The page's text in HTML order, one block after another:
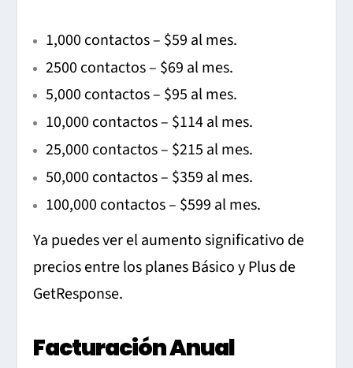
1,000 contactos – $59 al mes.
2500 contactos – $69 al mes.
5,000 contactos – $95 al mes.
10,000 contactos – $114 al mes.
25,000 contactos – $215 al mes.
50,000 contactos – $359 al mes.
100,000 contactos – $599 al mes.
Ya puedes ver el aumento significativo de
precios entre los planes Básico y Plus de
GetResponse.
Facturación Anual